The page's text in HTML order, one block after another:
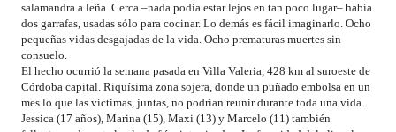
salamandra a leña. Cerca –nada podía estar lejos en tan poco lugar– había
dos garrafas, usadas sólo para cocinar. Lo demás es fácil imaginarlo. Ocho
pequeñas vidas desgajadas de la vida. Ocho prematuras muertes sin
consuelo.
El hecho ocurrió la semana pasada en Villa Valeria, 428 km al suroeste de
Córdoba capital. Riquísima zona sojera, donde un puñado embolsa en un
mes lo que las víctimas, juntas, no podrían reunir durante toda una vida.
Jessica (17 años), Marina (15), Maxi (13) y Marcelo (11) también